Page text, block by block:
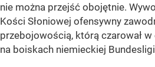
nie można przejść obojętnie.
Kości Słoniowej ofensywny
przebojowością, którą czarował
na boiskach niemieckiej